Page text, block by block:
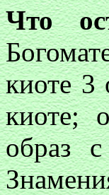
Что
киоте 3
киоте;
образ